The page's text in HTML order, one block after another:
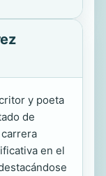
y poeta
de
en el